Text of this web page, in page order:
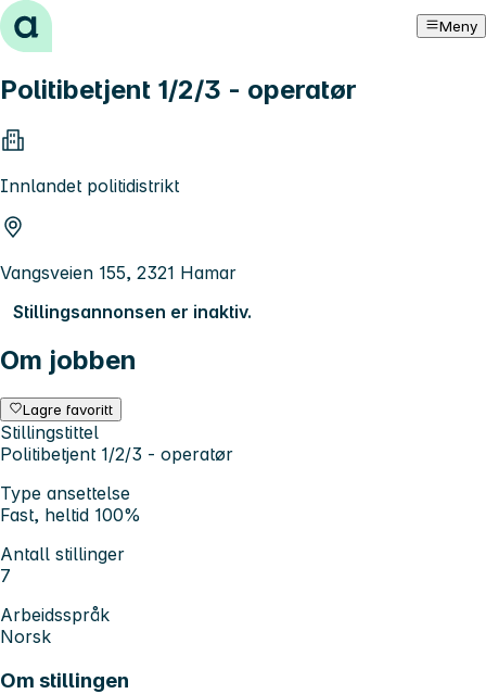
Hopp til innhold Meny
Politibetjent 1/2/3 - operatør
Innlandet politidistrikt
Vangsveien 155, 2321 Hamar
Stillingsannonsen er inaktiv.
Om jobben
Lagre favoritt
Stillingstittel
Politibetjent 1/2/3 - operatør
Type ansettelse
Fast, heltid 100%
Antall stillinger
7
Arbeidsspråk
Norsk
Om stillingen